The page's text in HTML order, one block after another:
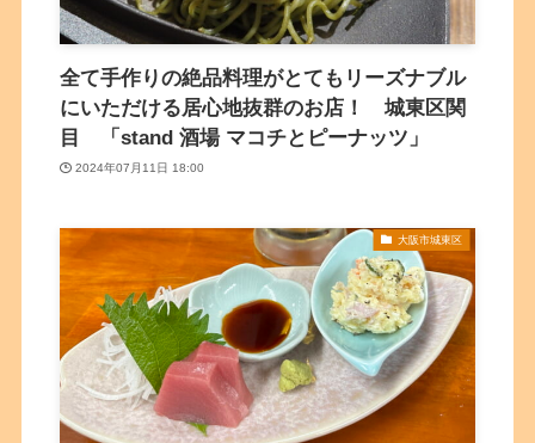
全て手作りの絶品料理がとてもリーズナブル
にいただける居心地抜群のお店！ 城東区関
目 「stand 酒場 マコチとピーナッツ」
2024年07月11日 18:00
大阪市城東区